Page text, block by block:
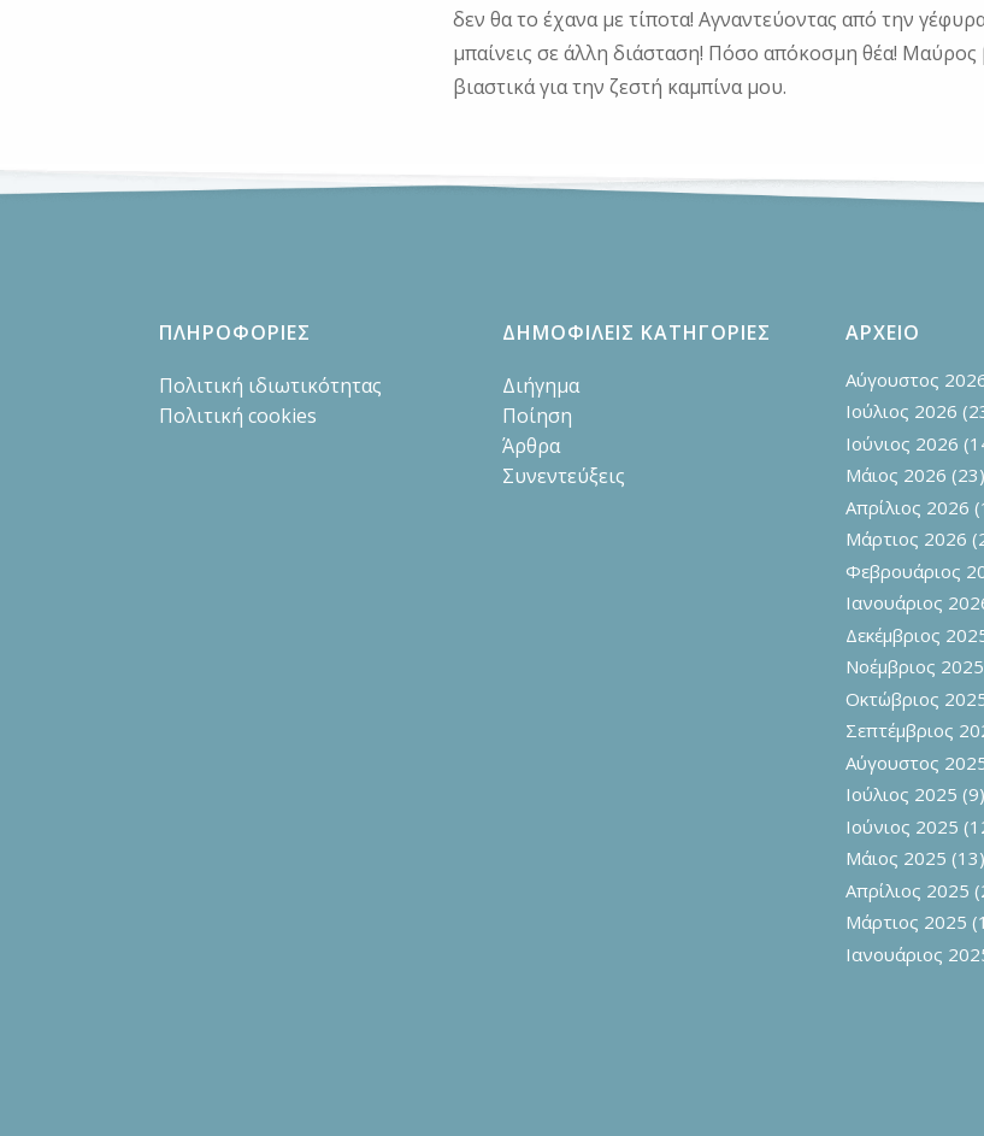
δεν θα το έχανα με τίποτα! Αγναντεύοντας από την
μπαίνεις σε άλλη διάσταση! Πόσο απόκοσμη θέα!
βιαστικά για την ζεστή καμπίνα μου.
ΠΛΗΡΟΦΟΡΙΕΣ
Πολιτική ιδιωτικότητας
Πολιτική cookies
ΔΗΜΟΦΙΛΕΙΣ ΚΑΤΗΓΟΡΙΕΣ
Διήγημα
Ποίηση
Άρθρα
Συνεντεύξεις
ΑΡΧΕΙΟ
Αύγουστος
Ιούλιος 2026
Ιούνιος 2026
Μάιος 2026 (23)
Απρίλιος 2026
Μάρτιος 2026
Φεβρουάριος
Ιανουάριος
Δεκέμβριος
Νοέμβριος 2025
Οκτώβριος
Σεπτέμβριος
Αύγουστος
Ιούλιος 2025 (9)
Ιούνιος 2025
Μάιος 2025 (13)
Απρίλιος 2025
Μάρτιος 2025
Ιανουάριος